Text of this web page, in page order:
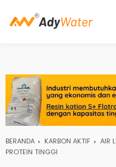
BERANDA KARBON AKTIF
AIR
PROTEIN TINGGI